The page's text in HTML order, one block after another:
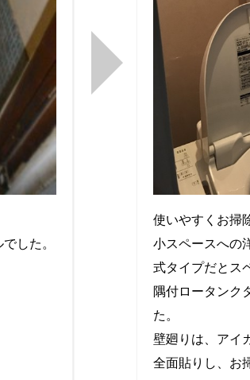
した。
使いやすくお掃
小スペースへの
式タイプだとス
隅付ロータンク
た。
壁廻りは、アイ
全面貼りし、お